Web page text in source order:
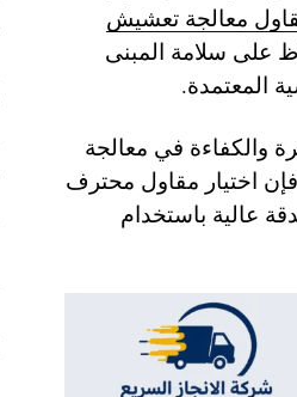
معالجة تعشيش
على سلامة المبنى
المعتمدة.
والكفاءة في معالجة
اختيار مقاول محترف
عالية باستخدام